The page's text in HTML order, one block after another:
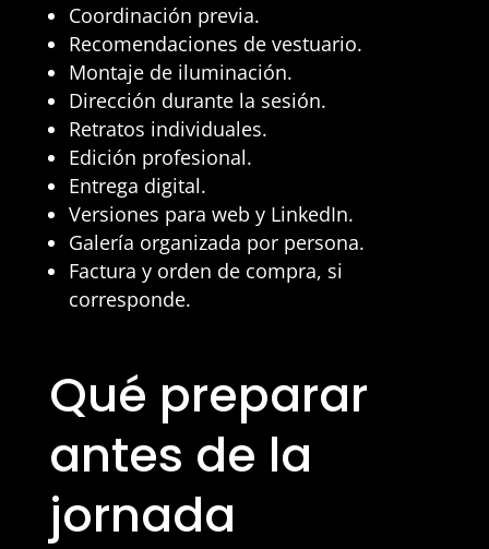
Coordinación previa.
Recomendaciones de vestuario.
Montaje de iluminación.
Dirección durante la sesión.
Retratos individuales.
Edición profesional.
Entrega digital.
Versiones para web y LinkedIn.
Galería organizada por persona.
Factura y orden de compra, si
corresponde.
Qué preparar
antes de la
jornada